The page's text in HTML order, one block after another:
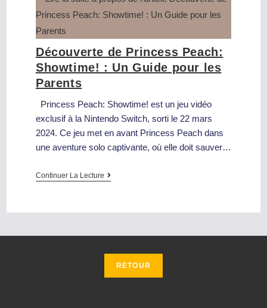
Découverte de Princess Peach:
Showtime! : Un Guide pour les
Parents
Princess Peach: Showtime! est un jeu vidéo
exclusif à la Nintendo Switch, sorti le 22 mars
2024. Ce jeu met en avant Princess Peach dans
une aventure solo captivante, où elle doit sauver…
Continuer La Lecture